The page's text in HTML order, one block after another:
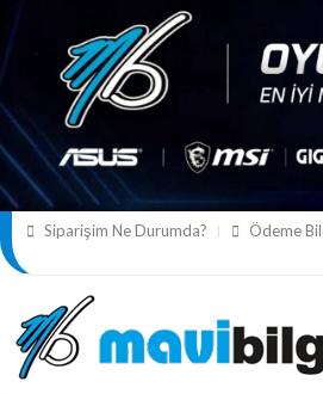
Siparişim Ne Durumda? Ödeme